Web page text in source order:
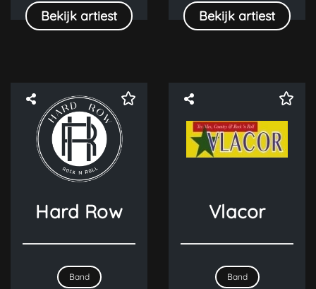
Bekijk artiest Bekijk artiest
Hard Row
Band
Vlacor
Band